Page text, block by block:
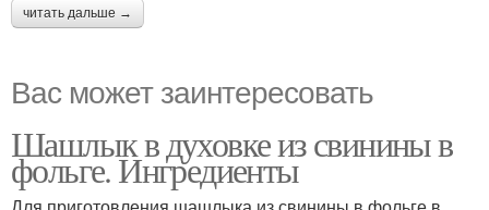
читать дальше →
Вас может заинтересовать
Шашлык в духовке из свинины в
фольге. Ингредиенты